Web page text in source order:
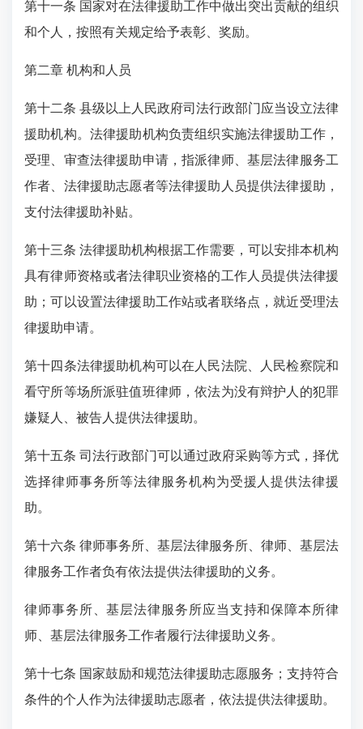
第十一条 国家对在法律援助工作中做出突出贡献的组织
和个人，按照有关规定给予表彰、奖励。
第二章 机构和人员
第十二条 县级以上人民政府司法行政部门应当设立法律
援助机构。法律援助机构负责组织实施法律援助工作，
受理、审查法律援助申请，指派律师、基层法律服务工
作者、法律援助志愿者等法律援助人员提供法律援助，
支付法律援助补贴。
第十三条 法律援助机构根据工作需要，可以安排本机构
具有律师资格或者法律职业资格的工作人员提供法律援
助；可以设置法律援助工作站或者联络点，就近受理法
律援助申请。
第十四条法律援助机构可以在人民法院、人民检察院和
看守所等场所派驻值班律师，依法为没有辩护人的犯罪
嫌疑人、被告人提供法律援助。
第十五条 司法行政部门可以通过政府采购等方式，择优
选择律师事务所等法律服务机构为受援人提供法律援
助。
第十六条 律师事务所、基层法律服务所、律师、基层法
律服务工作者负有依法提供法律援助的义务。
律师事务所、基层法律服务所应当支持和保障本所律
师、基层法律服务工作者履行法律援助义务。
第十七条 国家鼓励和规范法律援助志愿服务；支持符合
条件的个人作为法律援助志愿者，依法提供法律援助。